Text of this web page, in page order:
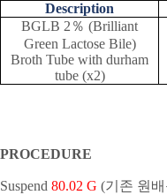
Description
BGLB 2 ％ (Brilliant
Green Lactose Bile)
Broth Tube with durham
tube (x2)
PROCEDURE
Suspend 80.02 G (기존 원